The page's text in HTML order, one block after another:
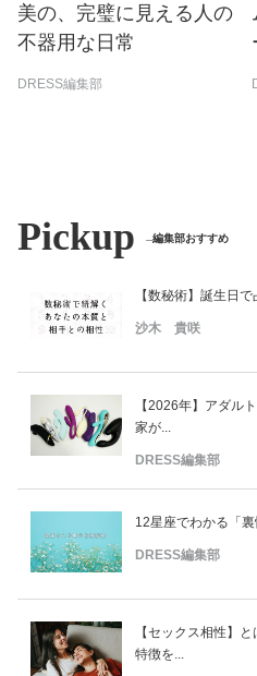
美の、完璧に見える人の
不器用な日常
DRESS編集部
Pickup 編集部おすすめ
【数秘術】誕生日
沙木 貴咲
【2026年】アダル
家が...
DRESS編集部
12星座でわかる「
DRESS編集部
【セックス相性】
特徴を...